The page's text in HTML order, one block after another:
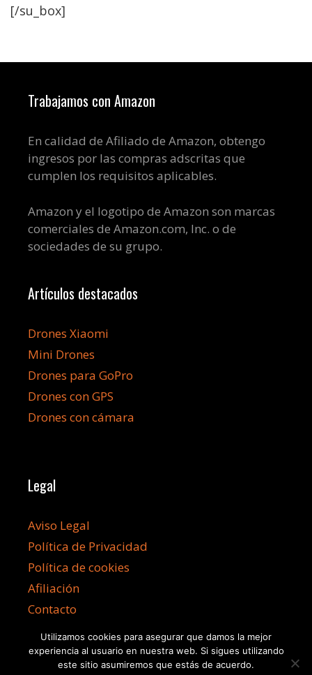
[/su_box]
Trabajamos con Amazon
En calidad de Afiliado de Amazon, obtengo
ingresos por las compras adscritas que
cumplen los requisitos aplicables.
Amazon y el logotipo de Amazon son marcas
comerciales de Amazon.com, Inc. o de
sociedades de su grupo.
Artículos destacados
Drones Xiaomi
Mini Drones
Drones para GoPro
Drones con GPS
Drones con cámara
Legal
Aviso Legal
Política de Privacidad
Política de cookies
Afiliación
Contacto
Utilizamos cookies para asegurar que damos la mejor
experiencia al usuario en nuestra web. Si sigues utilizando
este sitio asumiremos que estás de acuerdo.